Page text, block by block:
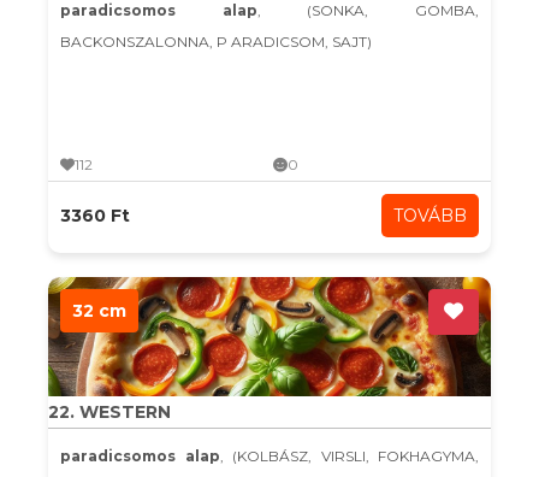
paradicsomos alap, (SONKA, GOMBA,
BACKONSZALONNA, P ARADICSOM, SAJT)
112 0
3360 Ft TOVÁBB
32 cm
22. WESTERN
paradicsomos alap, (KOLBÁSZ, VIRSLI, FOKHAGYMA,